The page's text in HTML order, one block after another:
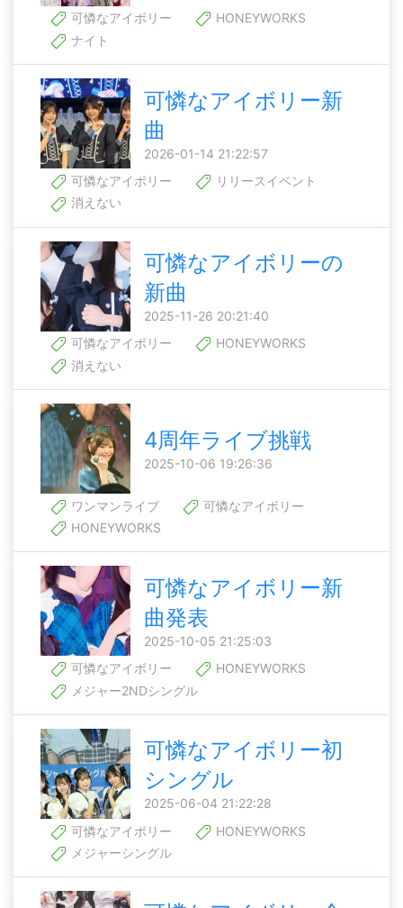
可憐なアイボリー
HONEYWORKS
ナイト
可憐なアイボリー新
曲
2026-01-14 21:22:57
可憐なアイボリー
リリースイベント
消えない
可憐なアイボリーの
新曲
2025-11-26 20:21:40
可憐なアイボリー
HONEYWORKS
消えない
4周年ライブ挑戦
2025-10-06 19:26:36
ワンマンライブ
可憐なアイボリー
HONEYWORKS
可憐なアイボリー新
曲発表
2025-10-05 21:25:03
可憐なアイボリー
HONEYWORKS
メジャー2NDシングル
可憐なアイボリー初
シングル
2025-06-04 21:22:28
可憐なアイボリー
HONEYWORKS
メジャーシングル